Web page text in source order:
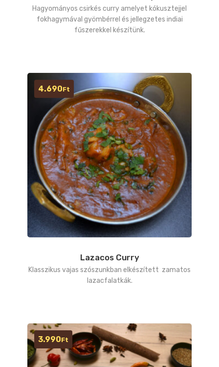
Hagyományos csirkés curry amelyet kókusztejjel
fokhagymával gyömbérrel és jellegzetes indiai
fűszerekkel készítünk.
Lazacos Curry
Klasszikus vajas szószunkban elkészített zamatos
lazacfalatkák.
4.690Ft
3.990Ft